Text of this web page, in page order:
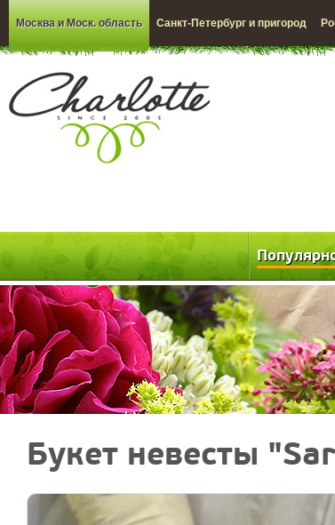
Москва и Моск. область Санкт-Петербург и пригород
Букет невесты